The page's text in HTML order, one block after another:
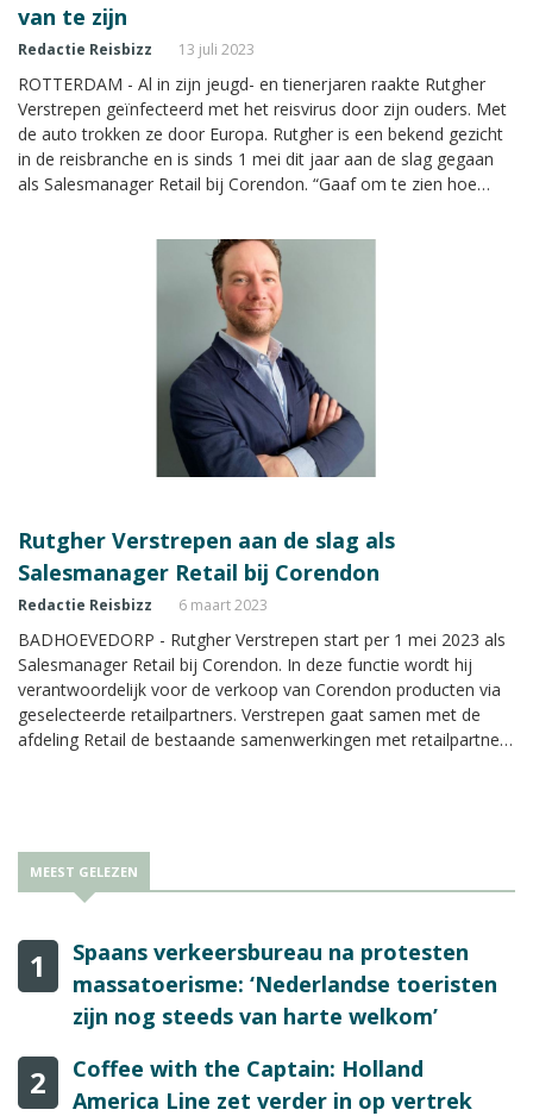
van te zijn
Redactie Reisbizz 13 juli 2023
ROTTERDAM - Al in zijn jeugd- en tienerjaren raakte Rutgher
Verstrepen geïnfecteerd met het reisvirus door zijn ouders. Met
de auto trokken ze door Europa. Rutgher is een bekend gezicht
in de reisbranche en is sinds 1 mei dit jaar aan de slag gegaan
als Salesmanager Retail bij Corendon. “Gaaf om te zien hoe
hij in de SalesTalk van de nieuwste uitgave van Reisbizz
Rutgher Verstrepen aan de slag als
Salesmanager Retail bij Corendon
Redactie Reisbizz 6 maart 2023
BADHOEVEDORP - Rutgher Verstrepen start per 1 mei 2023 als
Salesmanager Retail bij Corendon. In deze functie wordt hij
verantwoordelijk voor de verkoop van Corendon producten via
geselecteerde retailpartners. Verstrepen gaat samen met de
afdeling Retail de bestaande samenwerkingen met retailpartners
MEEST GELEZEN
1
Spaans verkeersbureau na protesten
massatoerisme: ‘Nederlandse toeristen
zijn nog steeds van harte welkom’
2
Coffee with the Captain: Holland
America Line zet verder in op vertrek